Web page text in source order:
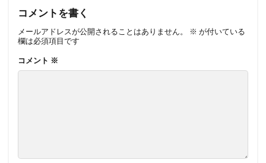
コメントを書く
メールアドレスが公開されることはありません。 ※ が付いている
欄は必須項目です
コメント ※